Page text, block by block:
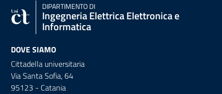
DIPARTIMENTO DI
Ingegneria Elettrica Elettronica e
Informatica
DOVE SIAMO
Cittadella universitaria
Via Santa Sofia, 64
95123 - Catania